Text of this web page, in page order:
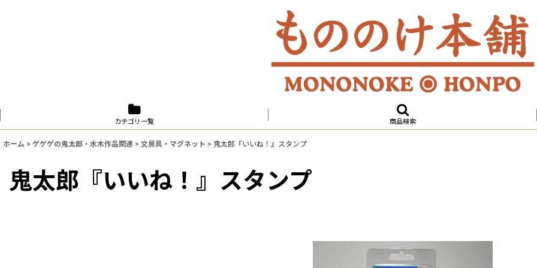
カテゴリ一覧 商品検索
ホーム > ゲゲゲの鬼太郎・水木作品関連 > 文房具・マグネット > 鬼太郎『いいね！』スタンプ
鬼太郎『いいね！』スタンプ